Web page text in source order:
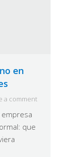
en
a comment
que